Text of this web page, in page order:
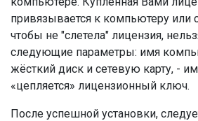
привязывается к компьютеру или
чтобы не "слетела" лицензия,
следующие параметры: имя
жёсткий диск и сетевую карту, -
«цепляется» лицензионный ключ.
После успешной установки,